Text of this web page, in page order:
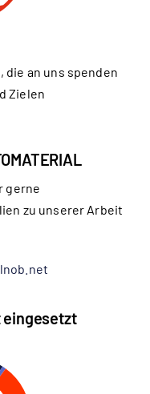
an uns spenden
Zielen
gerne
zu unserer Arbeit
eingesetzt